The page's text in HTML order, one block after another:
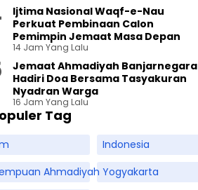
Ijtima Nasional Waqf-e-Nau
Perkuat Pembinaan Calon
Pemimpin Jemaat Masa Depan
14 Jam Yang Lalu
Jemaat Ahmadiyah Banjarnegara
Hadiri Doa Bersama Tasyakuran
Nyadran Warga
16 Jam Yang Lalu
Tag
Indonesia
Ahmadiyah Yogyakarta